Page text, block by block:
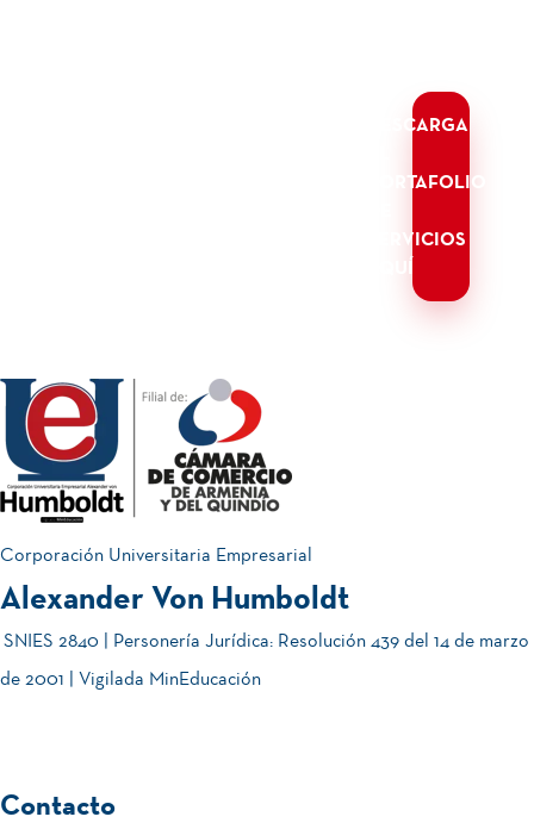
DESCARGA
PORTAFOLIO
SERVICIOS
AQUÍ
Corporación Universitaria Empresarial
Alexander Von Humboldt
SNIES 2840 | Personería Jurídica: Resolución 439 del 14 de marzo
de 2001 | Vigilada MinEducación
Contacto